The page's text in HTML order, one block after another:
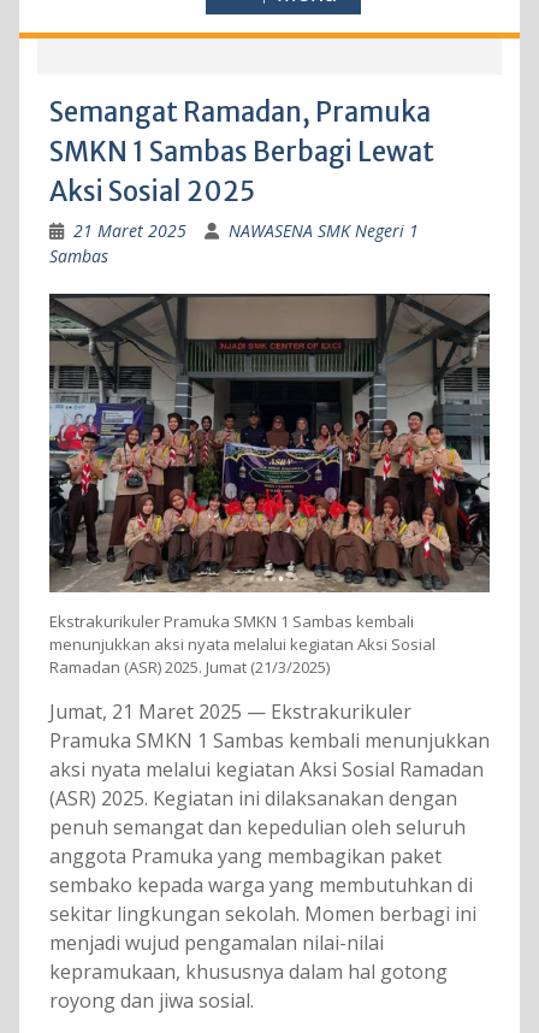
Semangat Ramadan, Pramuka
SMKN 1 Sambas Berbagi Lewat
Aksi Sosial 2025
21 Maret 2025
NAWASENA SMK Negeri 1
Sambas
Ekstrakurikuler Pramuka SMKN 1 Sambas kembali
menunjukkan aksi nyata melalui kegiatan Aksi Sosial
Ramadan (ASR) 2025. Jumat (21/3/2025)
Jumat, 21 Maret 2025 — Ekstrakurikuler
Pramuka SMKN 1 Sambas kembali menunjukkan
aksi nyata melalui kegiatan Aksi Sosial Ramadan
(ASR) 2025. Kegiatan ini dilaksanakan dengan
penuh semangat dan kepedulian oleh seluruh
anggota Pramuka yang membagikan paket
sembako kepada warga yang membutuhkan di
sekitar lingkungan sekolah. Momen berbagi ini
menjadi wujud pengamalan nilai-nilai
kepramukaan, khususnya dalam hal gotong
royong dan jiwa sosial.